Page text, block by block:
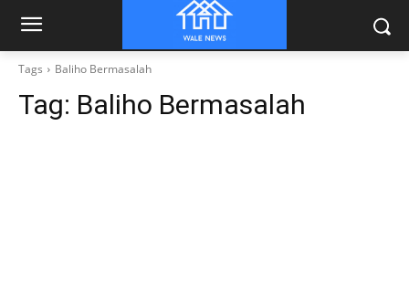
Tags Baliho Bermasalah
Tag: Baliho Bermasalah